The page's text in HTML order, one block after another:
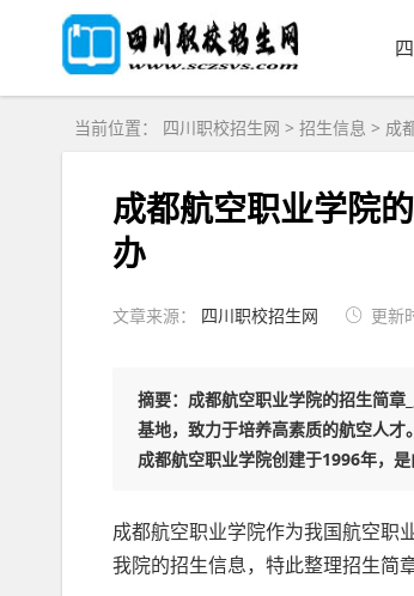
当前位置： 四川职校招生网 > 招生信息 > 成
成都航空职业学院
办
文章来源： 四川职校招生网 更新
摘要：成都航空职业学院的招生简
基地，致力于培养高素质的航空人
成都航空职业学院创建于1996年，
成都航空职业学院作为我国航空职
我院的招生信息，特此整理招生简章